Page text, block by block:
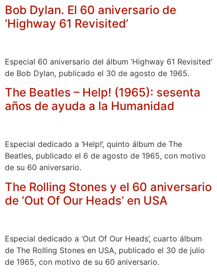
Bob Dylan. El 60 aniversario de
‘Highway 61 Revisited’
Especial 60 aniversario del álbum ‘Highway 61 Revisited’
de Bob Dylan, publicado el 30 de agosto de 1965.
The Beatles – Help! (1965): sesenta
años de ayuda a la Humanidad
Especial dedicado a ‘Help!’, quinto álbum de The
Beatles, publicado el 6 de agosto de 1965, con motivo
de su 60 aniversario.
The Rolling Stones y el 60 aniversario
de ‘Out Of Our Heads’ en USA
Especial dedicado a ‘Out Of Our Heads’, cuarto álbum
de The Rolling Stones en USA, publicado el 30 de julio
de 1965, con motivo de su 60 aniversario.